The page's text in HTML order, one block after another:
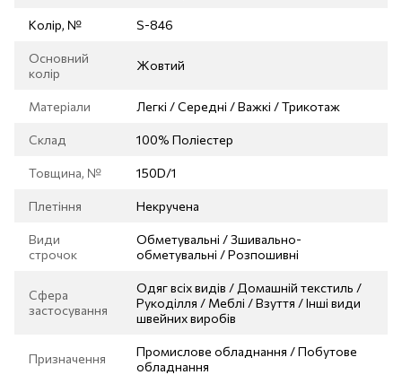
Колір, № S-846
Основний
колір
Жовтий
Матеріали Легкі / Середні / Важкі / Трикотаж
Склад 100% Поліестер
Товщина, № 150D/1
Плетіння Некручена
Види
строчок
Обметувальні / Зшивально-
обметувальні / Розпошивні
Сфера
застосування
Одяг всіх видів / Домашній текстиль /
Рукоділля / Меблі / Взуття / Інші види
швейних виробів
Призначення
Промислове обладнання / Побутове
обладнання